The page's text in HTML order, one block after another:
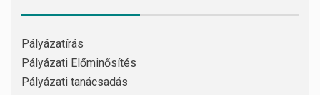
Pályázatírás
Pályázati Előminősítés
Pályázati tanácsadás